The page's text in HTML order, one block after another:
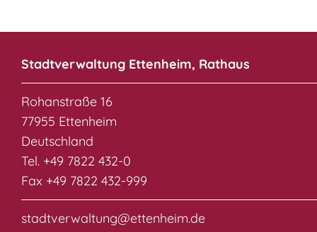
Stadtverwaltung Ettenheim, Rathaus
Rohanstraße 16
77955 Ettenheim
Deutschland
Tel. +49 7822 432-0
Fax +49 7822 432-999
stadtverwaltung@ettenheim.de